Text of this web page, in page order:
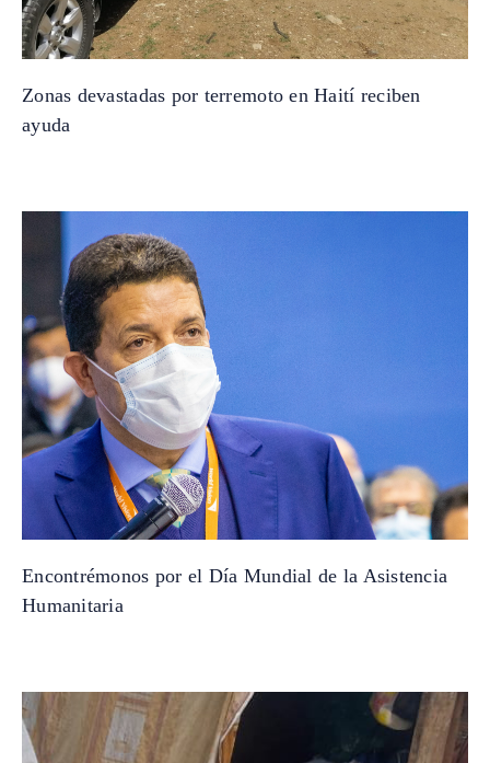
Zonas devastadas por terremoto en Haití reciben
ayuda
Encontrémonos por el Día Mundial de la Asistencia
Humanitaria